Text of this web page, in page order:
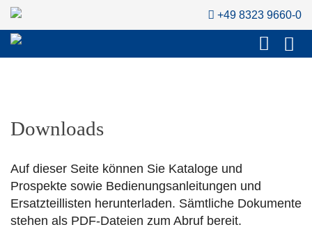
+49 8323 9660-0
Downloads
Auf dieser Seite können Sie Kataloge und
Prospekte sowie Bedienungsanleitungen und
Ersatzteillisten herunterladen. Sämtliche Dokumente
stehen als PDF-Dateien zum Abruf bereit.